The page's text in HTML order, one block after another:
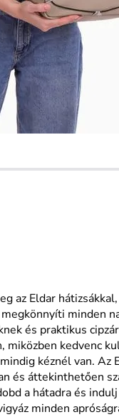
az Eldar
minden
és praktikus
miközben kedvenc
kéznél van. Az
és áttekinthetően
a hátadra és
minden